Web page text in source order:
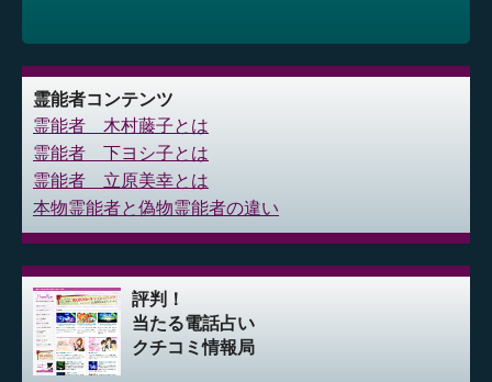
霊能者コンテンツ
霊能者 木村藤子とは
霊能者 下ヨシ子とは
霊能者 立原美幸とは
本物霊能者と偽物霊能者の違い
評判！
当たる電話占い
クチコミ情報局